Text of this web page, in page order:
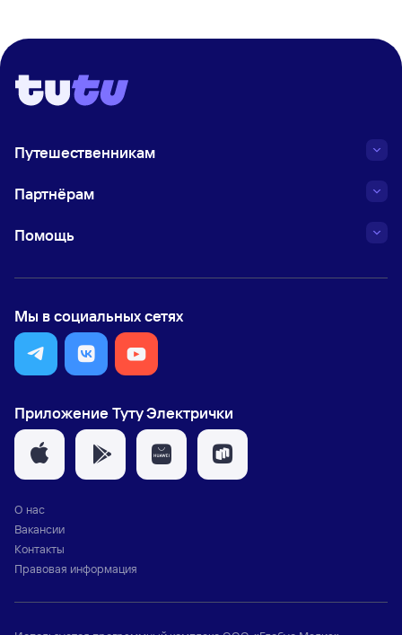
Путешественникам
Партнёрам
Помощь
Мы в социальных сетях
Приложение Туту Электрички
О нас
Вакансии
Контакты
Правовая информация